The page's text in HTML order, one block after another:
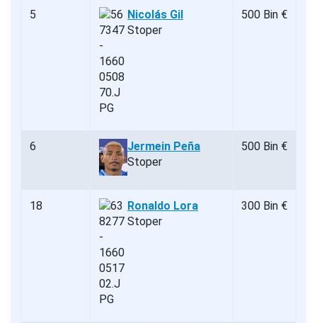
5
Nicolás Gil
Stoper
500 Bin €
6
Jermein Peña
Stoper
500 Bin €
18
Ronaldo Lora
Stoper
300 Bin €